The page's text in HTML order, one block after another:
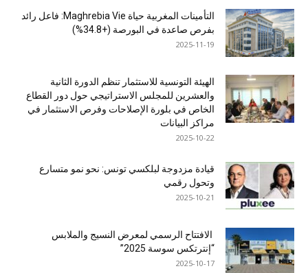
التأمينات المغربية حياة Maghrebia Vie: فاعل رائد
بفرص صاعدة في البورصة (+34.8%)
2025-11-19
الهيئة التونسية للاستثمار تنظم الدورة الثانية
والعشرين للمجلس الاستراتيجي حول دور القطاع
الخاص في بلورة الإصلاحات وفرص الاستثمار في
مراكز البيانات
2025-10-22
قيادة مزدوجة لبلكسي تونس: نحو نمو متسارع
وتحول رقمي
2025-10-21
الافتتاح الرسمي لمعرض النسيج والملابس
“إنترتكس سوسة 2025”
2025-10-17